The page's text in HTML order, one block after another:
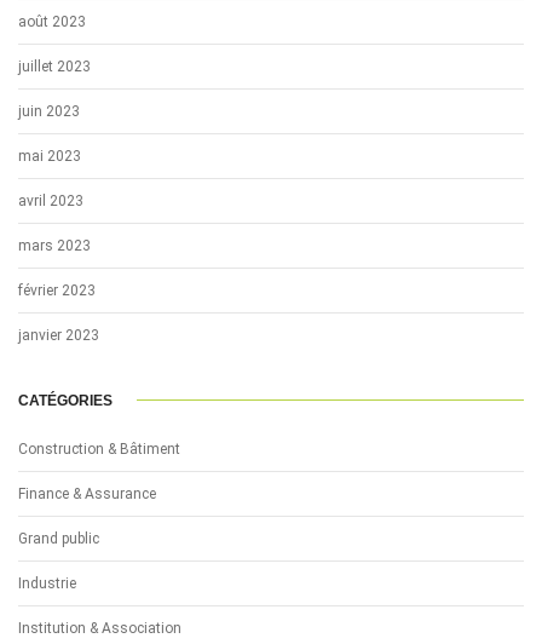
août 2023
juillet 2023
juin 2023
mai 2023
avril 2023
mars 2023
février 2023
janvier 2023
CATÉGORIES
Construction & Bâtiment
Finance & Assurance
Grand public
Industrie
Institution & Association